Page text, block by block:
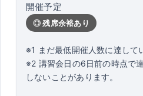
開催予定
◎ 残席余裕あり
※1 まだ最低開催人数に達して
※2 講習会日の6日前の時点で
しないことがあります。